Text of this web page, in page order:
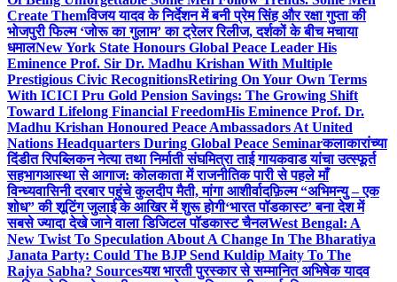
Create Themविजय यादव के निर्देशन में बनी प्रेम सिंह और रक्षा गुप्ता की
भोजपुरी फिल्म ‘जोरू का गुलाम’ का ट्रेलर रिलीज, दर्शकों के बीच मचाया
धमालNew York State Honours Global Peace Leader His
Eminence Prof. Sir Dr. Madhu Krishan With Multiple
Prestigious Civic RecognitionsRetiring On Your Own Terms
With ICICI Pru Gold Pension Savings: The Growing Shift
Toward Lifelong Financial FreedomHis Eminence Prof. Dr.
Madhu Krishan Honoured Peace Ambassadors At United
Nations Headquarters During Global Peace Seminarकलाकारांच्या
दिंडीत रिपब्लिकन नेत्या तथा निर्माती संघमित्रा ताई गायकवाड यांचा उत्स्फूर्त
सहभागआस्था से आगाज: कोलकाता में राजनीतिक पारी से पहले माँ
विन्ध्यवासिनी दरबार पहुंचे कुलदीप मैती, मांगा आशीर्वादफ़िल्म “अभिमन्यु – एक
शोध” की शूटिंग जुलाई के आखिर में शुरू होगी‘भारत पॉडकास्ट’ बना देश में
सबसे ज्यादा देखे जाने वाला डिजिटल पॉडकास्ट चैनलWest Bengal: A
New Twist To Speculation About A Change In The Bharatiya
Janata Party: Could The BJP Send Kuldip Maity To The
Rajya Sabha? Sourcesयश भारती पुरस्कार से सम्मानित अभिषेक यादव